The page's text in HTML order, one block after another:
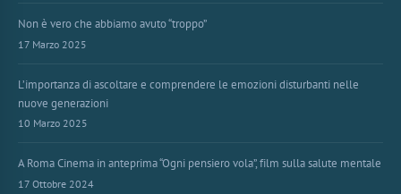
Non è vero che abbiamo avuto “troppo”
17 Marzo 2025
L’importanza di ascoltare e comprendere le emozioni disturbanti nelle
nuove generazioni
10 Marzo 2025
A Roma Cinema in anteprima “Ogni pensiero vola”, film sulla salute mentale
17 Ottobre 2024